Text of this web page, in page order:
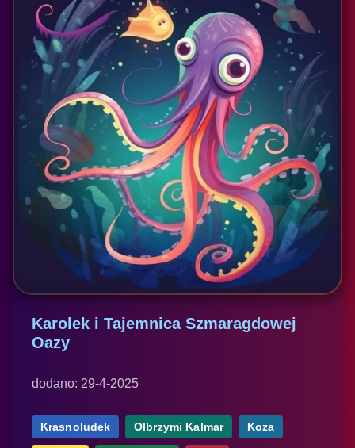
Karolek i Tajemnica Szmaragdowej
Oazy
dodano: 29-4-2025
Krasnoludek Olbrzymi Kalmar Koza